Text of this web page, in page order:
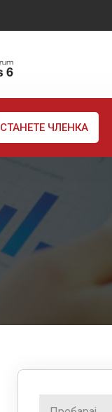
СТАНЕТЕ ЧЛЕНКА